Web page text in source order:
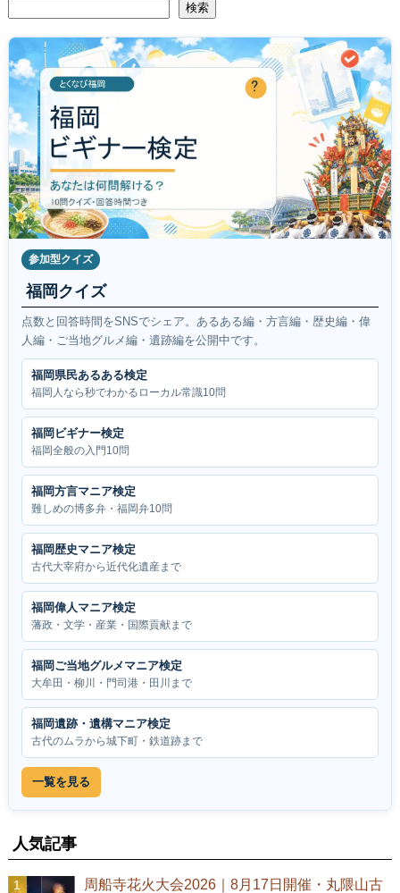
検索
参加型クイズ
福岡クイズ
点数と回答時間をSNSでシェア。あるある編・方言編・歴史編・偉
人編・ご当地グルメ編・遺跡編を公開中です。
福岡県民あるある検定
福岡人なら秒でわかるローカル常識10問
福岡ビギナー検定
福岡全般の入門10問
福岡方言マニア検定
難しめの博多弁・福岡弁10問
福岡歴史マニア検定
古代大宰府から近代化遺産まで
福岡偉人マニア検定
藩政・文学・産業・国際貢献まで
福岡ご当地グルメマニア検定
大牟田・柳川・門司港・田川まで
福岡遺跡・遺構マニア検定
古代のムラから城下町・鉄道跡まで
一覧を見る
人気記事
周船寺花火大会2026｜8月17日開催・丸隈山古